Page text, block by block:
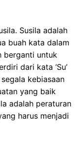
Susila adalah
buah kata dalam
berganti untuk
dari kata ‘Su’
kebiasaan
yang baik
adalah peraturan
harus menjadi